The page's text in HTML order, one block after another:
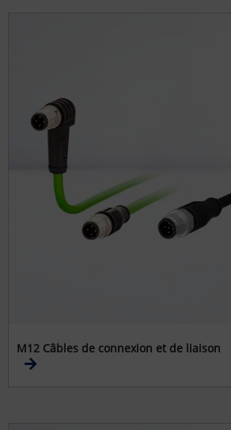
M12 Câbles de connexion et de liaison